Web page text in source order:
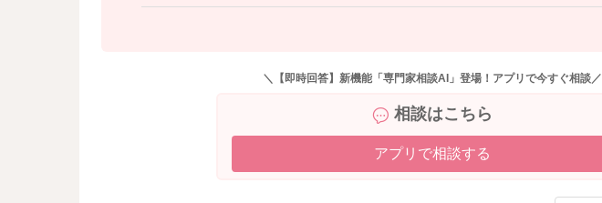
＼【即時回答】新機能「専門家相談AI」登場！アプリで今すぐ相談／
相談はこちら
アプリで相談する